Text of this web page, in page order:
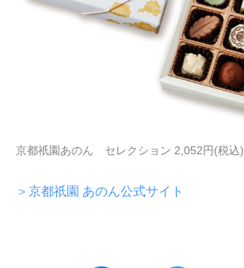
京都祇園あのん セレクション 2,052円(税込)
＞京都祇園 あのん公式サイト